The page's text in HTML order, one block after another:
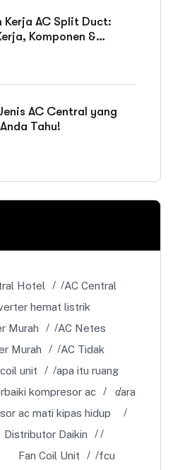
Kerja AC Split Duct:
Komponen &
AC Central yang
Tahu!
Hotel
AC Central
hemat listrik
Murah
AC Netes
Murah
AC Tidak
unit
apa itu ruang
kompresor ac
cara
ac mati kipas hidup
Distributor Daikin
Fan Coil Unit
fcu